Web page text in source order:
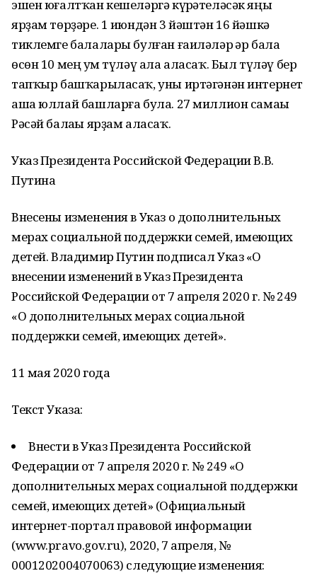
эшен юғалтҡан кешеләргә күрһәтеләсәк яңы
ярҙам төрҙәре. 1 июндән 3 йәштән 16 йәшкә
тиклемге балалары булған ғаиләләр һәр бала
өсөн 10 мең һум түләү ала аласаҡ. Был түләү бер
тапҡыр башҡарыласаҡ, уны иртәгәнән интернет
аша юллай башларға була. 27 миллион самаһы
Рәсәй балаһы ярҙам аласаҡ.
Указ Президента Российской Федерации В.В.
Путина
Внесены изменения в Указ о дополнительных
мерах социальной поддержки семей, имеющих
детей. Владимир Путин подписал Указ «О
внесении изменений в Указ Президента
Российской Федерации от 7 апреля 2020 г. № 249
«О дополнительных мерах социальной
поддержки семей, имеющих детей».
11 мая 2020 года
Текст Указа:
Внести в Указ Президента Российской
Федерации от 7 апреля 2020 г. № 249 «О
дополнительных мерах социальной поддержки
семей, имеющих детей» (Официальный
интернет-портал правовой информации
(www.pravo.gov.ru), 2020, 7 апреля, №
0001202004070063) следующие изменения: